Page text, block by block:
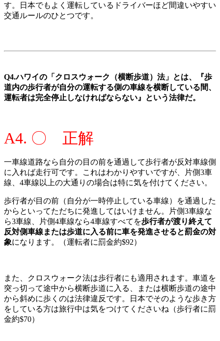
す。日本でもよく運転しているドライバーほど間違いやすい
交通ルールのひとつです。
Q4.ハワイの「クロスウォーク（横断歩道）法」とは、『歩
道内の歩行者が自分の運転する側の車線を横断している間、
運転者は完全停止しなければならない』という法律だ。
A4. 〇 正解
一車線道路なら自分の目の前を通過して歩行者が反対車線側
に入れば走行可です。これはわかりやすいですが、片側3車
線、4車線以上の大通りの場合は特に気を付けてください。
歩行者が目の前（自分が一時停止している車線）を通過した
からといってただちに発進してはいけません。片側3車線な
ら3車線、片側4車線なら4車線すべてを歩行者が渡り終えて
反対側車線または歩道に入る前に車を発進させると罰金の対
象になります。（運転者に罰金約$92）
また、クロスウォーク法は歩行者にも適用されます。車道を
突っ切って途中から横断歩道に入る、または横断歩道の途中
から斜めに歩くのは法律違反です。日本でそのような歩き方
をしている方は旅行中は気をつけてくださいね（歩行者に罰
金約$70）